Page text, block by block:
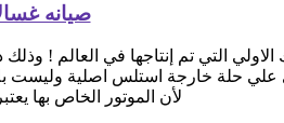
صيانه
الاولي التي تم إنتاجها في العالم
علي حلة خارجة استلس اصلية وليست
لأن الموتور الخاص بها